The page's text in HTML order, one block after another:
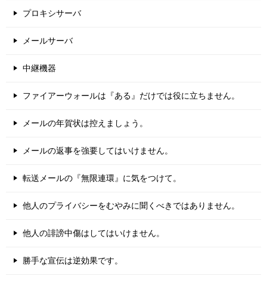
プロキシサーバ
メールサーバ
中継機器
ファイアーウォールは『ある』だけでは役に立ちません。
メールの年賀状は控えましょう。
メールの返事を強要してはいけません。
転送メールの『無限連環』に気をつけて。
他人のプライバシーをむやみに聞くべきではありません。
他人の誹謗中傷はしてはいけません。
勝手な宣伝は逆効果です。